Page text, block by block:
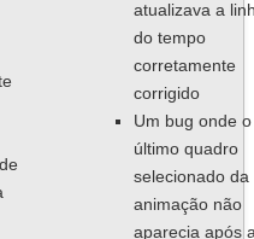
atualizava a
do tempo
corretamente
corrigido
Um bug onde o
último quadro
selecionado da
animação não
aparecia após